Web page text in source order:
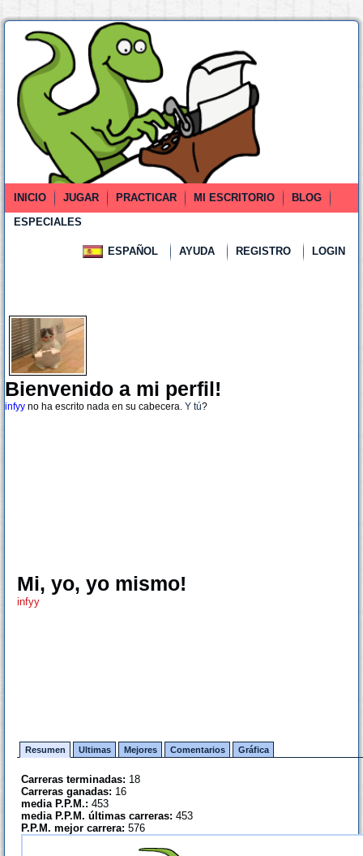
INICIO JUGAR PRACTICAR MI ESCRITORIO
BLOG
ESPECIALES
ESPAÑOL AYUDA REGISTRO LOGIN
Bienvenido a mi perfil!
infyy no ha escrito nada en su cabecera. Y tú?
Mi, yo, yo mismo!
infyy
Resumen Ultimas Mejores Comentarios Gráfica
Carreras terminadas: 18
Carreras ganadas: 16
media P.P.M.: 453
media P.P.M. últimas carreras: 453
P.P.M. mejor carrera: 576